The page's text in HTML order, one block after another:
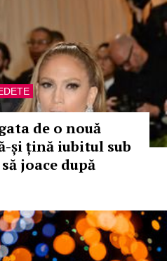
de o nouă
și țină iubitul sub
joace după